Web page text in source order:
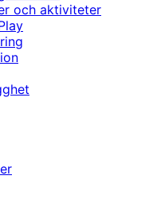
och aktiviteter